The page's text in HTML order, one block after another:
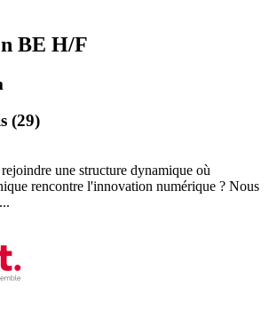
BE H/F
(29)
une structure dynamique où
rencontre l'innovation numérique ? Nous